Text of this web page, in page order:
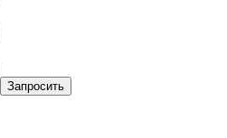
Запросить